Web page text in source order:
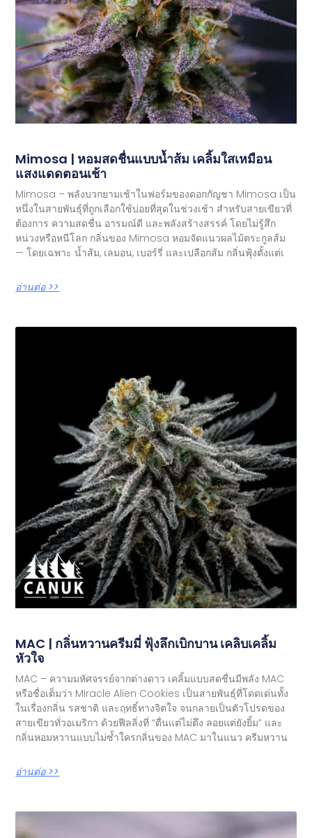
Mimosa | หอมสดชื่นแบบน้ำส้ม เคลิ้มใสเหมือน
แสงแดดตอนเช้า
Mimosa – พลังบวกยามเช้าในฟอร์มของดอกกัญชา Mimosa เป็น
หนึ่งในสายพันธุ์ที่ถูกเลือกใช้บ่อยที่สุดในช่วงเช้า สำหรับสายเขียวที่
ต้องการ ความสดชื่น อารมณ์ดี และพลังสร้างสรรค์ โดยไม่รู้สึก
หน่วงหรือหนีโลก กลิ่นของ Mimosa หอมจัดแนวผลไม้ตระกูลส้ม
— โดยเฉพาะ น้ำส้ม, เลมอน, เบอร์รี่ และเปลือกส้ม กลิ่นฟุ้งตั้งแต่เ
อ่านต่อ >>
MAC | กลิ่นหวานครีมมี่ ฟุ้งลึกเบิกบาน เคลิบเคลิ้ม
หัวใจ
MAC – ความมหัศจรรย์จากต่างดาว เคลิ้มแบบสดชื่นมีพลัง MAC
หรือชื่อเต็มว่า Miracle Alien Cookies เป็นสายพันธุ์ที่โดดเด่นทั้ง
ในเรื่องกลิ่น รสชาติ และฤทธิ์ทางจิตใจ จนกลายเป็นตัวโปรดของ
สายเขียวทั่วอเมริกา ด้วยฟีลลิ่งที่ “ตื่นแต่ไม่ตึง ลอยแต่ยังยิ้ม” และ
กลิ่นหอมหวานแบบไม่ซ้ำใครกลิ่นของ MAC มาในแนว ครีมหวาน
อ่านต่อ >>